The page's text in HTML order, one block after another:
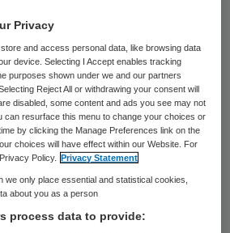
Nederlands sprak. Dat
voor de
(IGZ) vrijdag laten weten.
vorig jaar een
schorsing gekregen. Hij had
behandeld en hield zijn
Privacy
and access personal data, like browsing data
device. Selecting I Accept enables tracking
purposes shown under we and our partners
Reject All or withdrawing your consent will
disabled, some content and ads you see may not
can resurface this menu to change your choices or
by clicking the Manage Preferences link on the
choices will have effect within our Website. For
Policy.
Privacy Statement
we only place essential and statistical cookies,
about you as a person
process data to provide: